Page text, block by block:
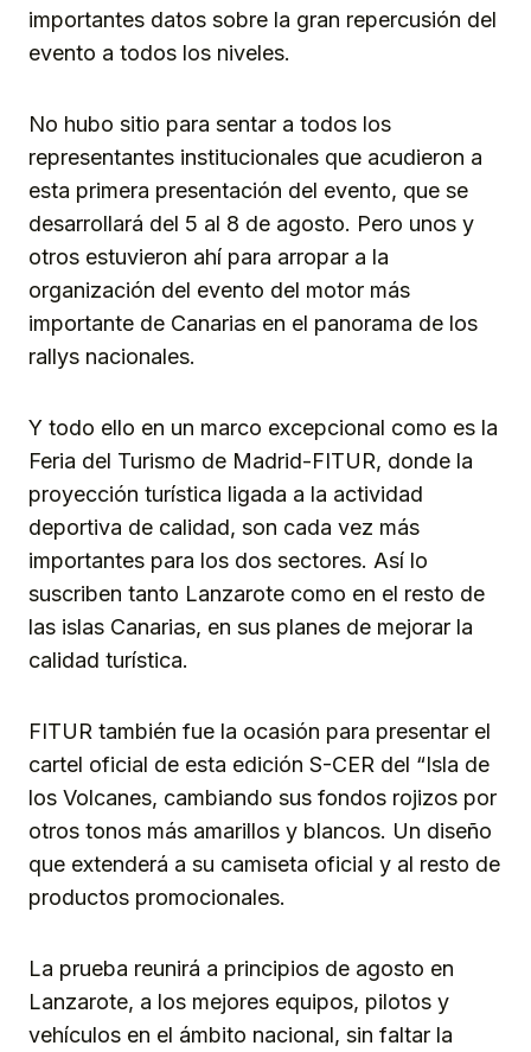
importantes datos sobre la gran repercusión del
evento a todos los niveles.
No hubo sitio para sentar a todos los
representantes institucionales que acudieron a
esta primera presentación del evento, que se
desarrollará del 5 al 8 de agosto. Pero unos y
otros estuvieron ahí para arropar a la
organización del evento del motor más
importante de Canarias en el panorama de los
rallys nacionales.
Y todo ello en un marco excepcional como es la
Feria del Turismo de Madrid-FITUR, donde la
proyección turística ligada a la actividad
deportiva de calidad, son cada vez más
importantes para los dos sectores. Así lo
suscriben tanto Lanzarote como en el resto de
las islas Canarias, en sus planes de mejorar la
calidad turística.
FITUR también fue la ocasión para presentar el
cartel oficial de esta edición S-CER del “Isla de
los Volcanes, cambiando sus fondos rojizos por
otros tonos más amarillos y blancos. Un diseño
que extenderá a su camiseta oficial y al resto de
productos promocionales.
La prueba reunirá a principios de agosto en
Lanzarote, a los mejores equipos, pilotos y
vehículos en el ámbito nacional, sin faltar la